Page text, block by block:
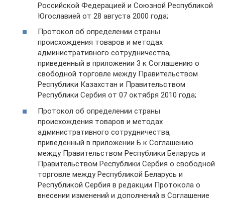
Российской Федерацией и Союзной Республикой
Югославией от 28 августа 2000 года;
Протокол об определении страны
происхождения товаров и методах
административного сотрудничества,
приведенный в приложении 3 к Соглашению о
свободной торговле между Правительством
Республики Казахстан и Правительством
Республики Сербия от 07 октября 2010 года;
Протокол об определении страны
происхождения товаров и методах
административного сотрудничества,
приведенный в приложении Б к Соглашению
между Правительством Республики Беларусь и
Правительством Республики Сербия о свободной
торговле между Республикой Беларусь и
Республикой Сербия в редакции Протокола о
внесении изменений и дополнений в Соглашение